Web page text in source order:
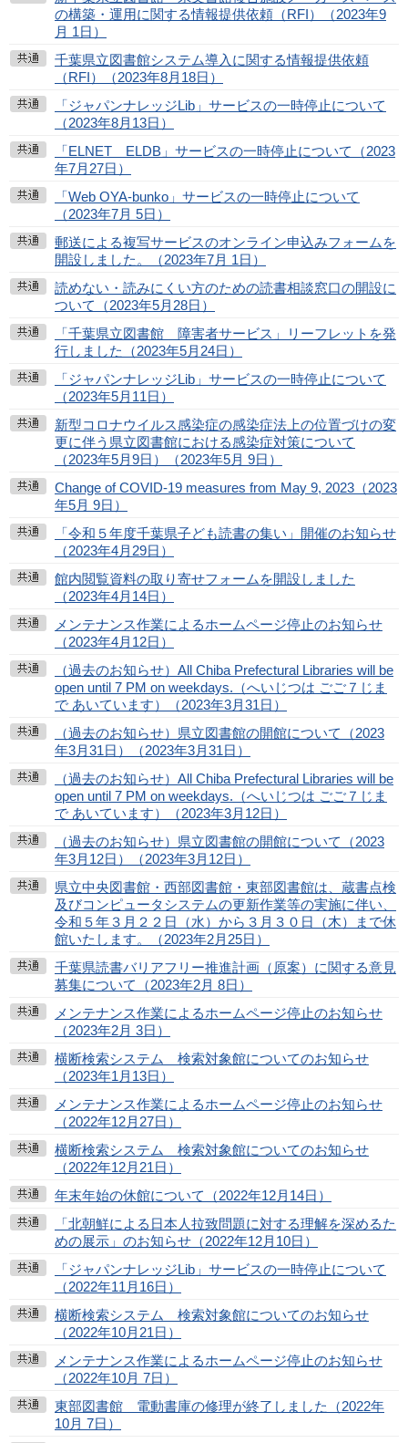
の構築・運用に関する情報提供依頼（RFI）（2023年9
月 1日）
千葉県立図書館システム導入に関する情報提供依頼
（RFI）（2023年8月18日）
「ジャパンナレッジLib」サービスの一時停止について
（2023年8月13日）
「ELNET ELDB」サービスの一時停止について（2023
年7月27日）
「Web OYA-bunko」サービスの一時停止について
（2023年7月 5日）
郵送による複写サービスのオンライン申込みフォームを
開設しました。（2023年7月 1日）
読めない・読みにくい方のための読書相談窓口の開設に
ついて（2023年5月28日）
「千葉県立図書館 障害者サービス」リーフレットを発
行しました（2023年5月24日）
「ジャパンナレッジLib」サービスの一時停止について
（2023年5月11日）
新型コロナウイルス感染症の感染症法上の位置づけの変
更に伴う県立図書館における感染症対策について
（2023年5月9日）（2023年5月 9日）
Change of COVID-19 measures from May 9, 2023（2023
年5月 9日）
「令和５年度千葉県子ども読書の集い」開催のお知らせ
（2023年4月29日）
館内閲覧資料の取り寄せフォームを開設しました
（2023年4月14日）
メンテナンス作業によるホームページ停止のお知らせ
（2023年4月12日）
（過去のお知らせ）All Chiba Prefectural Libraries will be
open until 7 PM on weekdays.（へいじつは ごご７じま
で あいています）（2023年3月31日）
（過去のお知らせ）県立図書館の開館について（2023
年3月31日）（2023年3月31日）
（過去のお知らせ）All Chiba Prefectural Libraries will be
open until 7 PM on weekdays.（へいじつは ごご７じま
で あいています）（2023年3月12日）
（過去のお知らせ）県立図書館の開館について（2023
年3月12日）（2023年3月12日）
県立中央図書館・西部図書館・東部図書館は、蔵書点検
及びコンピュータシステムの更新作業等の実施に伴い、
令和５年３月２２日（水）から３月３０日（木）まで休
館いたします。（2023年2月25日）
千葉県読書バリアフリー推進計画（原案）に関する意見
募集について（2023年2月 8日）
メンテナンス作業によるホームページ停止のお知らせ
（2023年2月 3日）
横断検索システム 検索対象館についてのお知らせ
（2023年1月13日）
メンテナンス作業によるホームページ停止のお知らせ
（2022年12月27日）
横断検索システム 検索対象館についてのお知らせ
（2022年12月21日）
年末年始の休館について（2022年12月14日）
「北朝鮮による日本人拉致問題に対する理解を深めるた
めの展示」のお知らせ（2022年12月10日）
「ジャパンナレッジLib」サービスの一時停止について
（2022年11月16日）
横断検索システム 検索対象館についてのお知らせ
（2022年10月21日）
メンテナンス作業によるホームページ停止のお知らせ
（2022年10月 7日）
東部図書館 電動書庫の修理が終了しました（2022年
10月 7日）